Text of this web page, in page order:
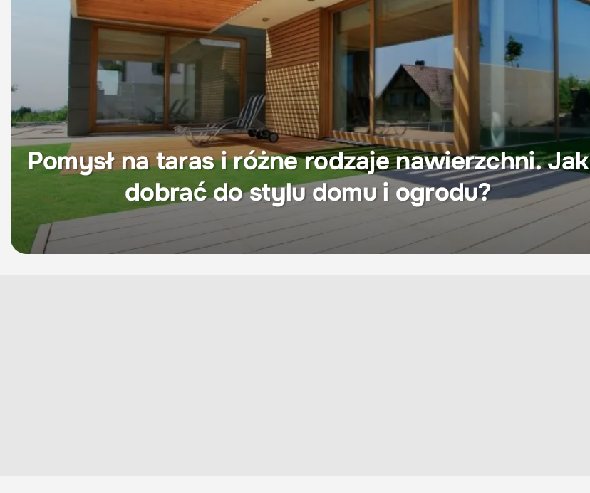
Pomysł na taras i różne rodzaje nawierzchni. Jak
dobrać do stylu domu i ogrodu?